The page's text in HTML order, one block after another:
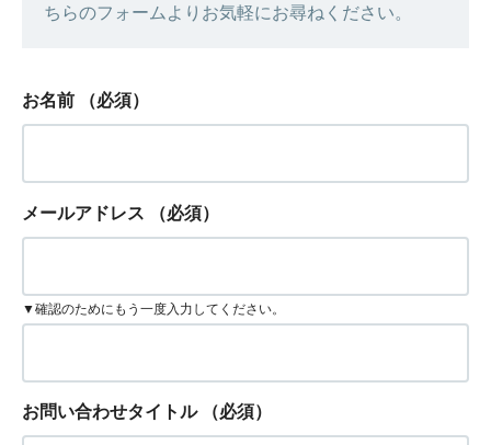
ちらのフォームよりお気軽にお尋ねください。
お名前 （必須）
メールアドレス （必須）
▼確認のためにもう一度入力してください。
お問い合わせタイトル （必須）